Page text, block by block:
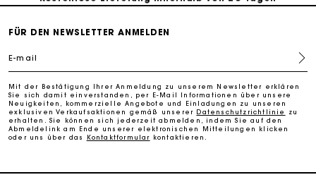
PayPal - Bezahlung nach 30 Tagen
Kostenlose Umtausch & Rücksendung
Die Maje-Geschenkkarte: Die beste Möglichkeit, das
perfekte Geschenk zu machen
FÜR DEN NEWSLETTER ANMELDEN
E-mail
Mit der Bestätigung Ihrer Anmeldung zu unserem Newsletter erklären
Sie sich damit einverstanden, per E-Mail Informationen über unsere
Neuigkeiten, kommerzielle Angebote und Einladungen zu unseren
exklusiven Verkaufsaktionen gemäß unserer Datenschutzrichtlinie
zu
erhalten. Sie können sich jederzeit abmelden, indem Sie auf den
Abmeldelink am Ende unserer elektronischen Mitteilungen klicken
oder uns über das
Kontaktformular kontaktieren.